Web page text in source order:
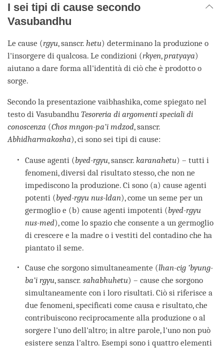
I sei tipi di cause secondo
Vasubandhu
Le cause (rgyu, sanscr. hetu) determinano la produzione o
l'insorgere di qualcosa. Le condizioni (rkyen,pratyaya)
aiutano a dare forma all'identità di ciò che è prodotto o
sorge.
Secondo la presentazione vaibhashika, come spiegato nel
testo di Vasubandhu Tesoreria di argomenti speciali di
conoscenza (Chos mngon-pa’i mdzod, sanscr.
Abhidharmakosha), ci sono sei tipi di cause:
Cause agenti (byed-rgyu, sanscr. karanahetu) – tutti i
fenomeni, diversi dal risultato stesso, che non ne
impediscono la produzione. Ci sono (a) cause agenti
potenti (byed-rgyu nus-ldan), come un seme per un
germoglio e (b) cause agenti impotenti (byed-rgyu
nus-med), come lo spazio che consente a un germoglio
di crescere e la madre o i vestiti del contadino che ha
piantato il seme.
Cause che sorgono simultaneamente (lhan-cig ’byung-
ba’i rgyu, sanscr. sahabhuhetu) – cause che sorgono
simultaneamente con i loro risultati. Ciò si riferisce a
due fenomeni, specificati come causa e risultato, che
contribuiscono reciprocamente alla produzione o al
sorgere l'uno dell'altro; in altre parole, l'uno non può
esistere senza l'altro. Esempi sono i quattro elementi